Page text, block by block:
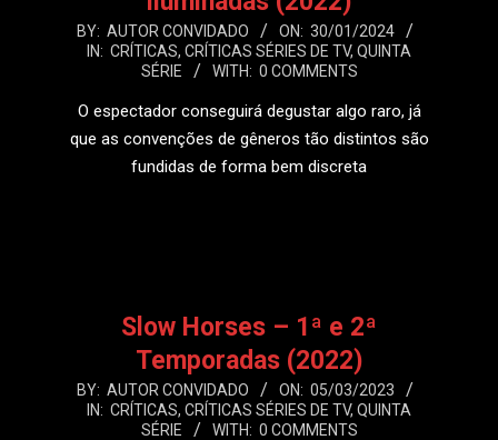
2024-
01-
BY: AUTOR CONVIDADO ON: 30/01/2024
IN: CRÍTICAS, CRÍTICAS SÉRIES DE TV, QUINTA
SÉRIE
WITH: 0 COMMENTS
O espectador conseguirá degustar algo raro, já
que as convenções de gêneros tão distintos são
fundidas de forma bem discreta
Slow Horses – 1ª e 2ª
Temporadas (2022)
2023-
03-
BY: AUTOR CONVIDADO ON: 05/03/2023
IN: CRÍTICAS, CRÍTICAS SÉRIES DE TV, QUINTA
SÉRIE
WITH: 0 COMMENTS